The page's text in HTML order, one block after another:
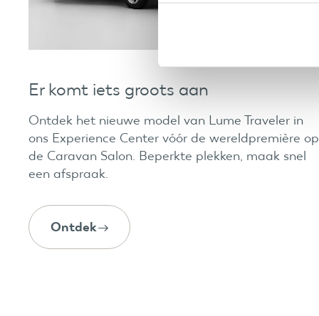
Er komt iets groots aan
Ontdek het nieuwe model van Lume Traveler in
ons Experience Center vóór de wereldpremière op
de Caravan Salon. Beperkte plekken, maak snel
een afspraak.
Ontdek